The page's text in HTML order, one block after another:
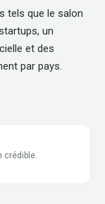
tels que le salon
un
et des
par pays.
crédible.